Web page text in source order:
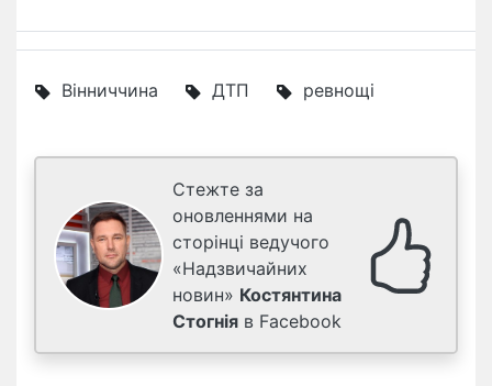
Вінниччина ДТП ревнощі
Стежте за
оновленнями на
сторінці ведучого
«Надзвичайних
новин» Костянтина
Стогнія в Facebook